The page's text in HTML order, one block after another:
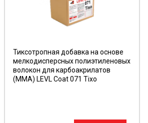
Тиксотропная добавка на основе
мелкодисперсных полиэтиленовых
волокон для карбоакрилатов
(ММА) LEVL Coat 071 Tixo